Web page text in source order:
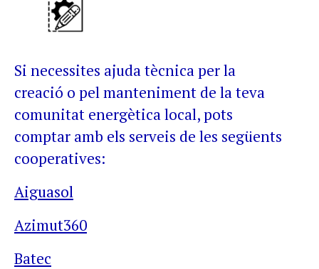
Si necessites ajuda tècnica per la
creació o pel manteniment de la teva
comunitat energètica local, pots
comptar amb els serveis de les següents
cooperatives:
Aiguasol
Azimut360
Batec